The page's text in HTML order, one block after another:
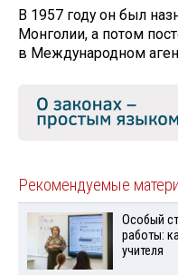
В 1957 году он был
Монголии, а потом
в Международном
Рекомендуемые
Особый
работы:
учителя